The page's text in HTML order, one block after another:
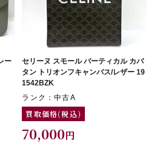
ー
セリーヌ スモール バーティカル カバ
タン トリオンフキャンバス/レザー 19
1542BZK
ランク：中古A
買取価格(税込)
70,000円